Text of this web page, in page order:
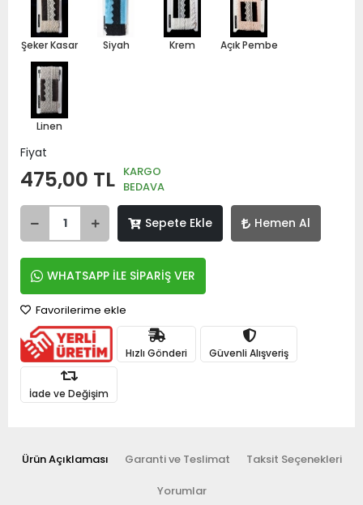
Şeker Kasar Siyah Krem Açık Pembe
Linen
Fiyat
475,00 TL KARGO
BEDAVA
Sepete Ekle Hemen Al
WHATSAPP İLE SİPARİŞ VER
Favorilerime ekle
Hızlı Gönderi Güvenli Alışveriş
İade ve Değişim
Ürün Açıklaması Garanti ve Teslimat Taksit Seçenekleri
Yorumlar